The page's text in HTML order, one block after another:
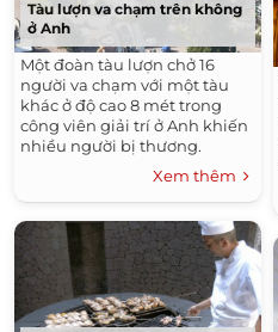
Tàu lượn va chạm trên không
ở Anh
Một đoàn tàu lượn chở 16
người va chạm với một tàu
khác ở độ cao 8 mét trong
công viên giải trí ở Anh khiến
nhiều người bị thương.
Xem thêm